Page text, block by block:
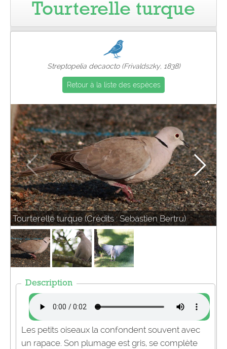
Pro
Tourterelle turque
Streptopelia decaocto (Frivaldszky, 1838)
Retour à la liste des espèces
Tourterelle turque (Crédits : Sebastien Bertru)
Description
Les petits oiseaux la confondent souvent avec
un rapace. Son plumage est gris, se complète